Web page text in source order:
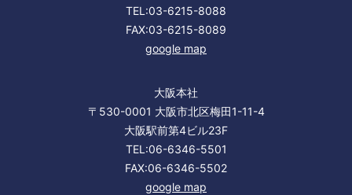
TEL:03-6215-8088
FAX:03-6215-8089
google map
大阪本社
〒530-0001 大阪市北区梅田1-11-4
大阪駅前第4ビル23F
TEL:06-6346-5501
FAX:06-6346-5502
google map